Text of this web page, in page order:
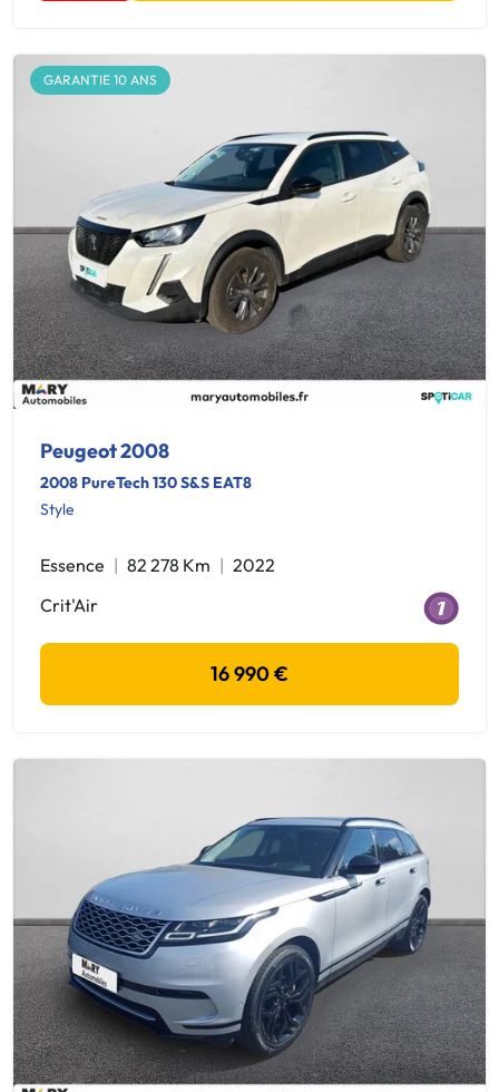
GARANTIE 10 ANS
Peugeot 2008
2008 PureTech 130 S&S EAT8
Style
Essence 82 278 Km
2022
Crit'Air
16 990 €